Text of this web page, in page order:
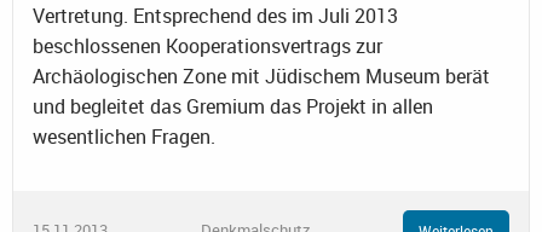
Vertretung. Entsprechend des im Juli 2013
beschlossenen Kooperationsvertrags zur
Archäologischen Zone mit Jüdischem Museum berät
und begleitet das Gremium das Projekt in allen
wesentlichen Fragen.